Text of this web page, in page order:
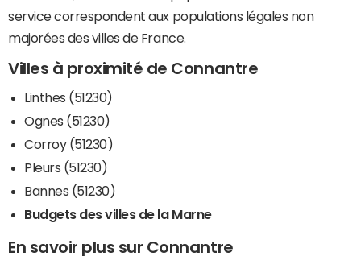
service correspondent aux populations légales non
majorées des villes de France.
Villes à proximité de Connantre
Linthes (51230)
Ognes (51230)
Corroy (51230)
Pleurs (51230)
Bannes (51230)
Budgets des villes de la Marne
En savoir plus sur Connantre